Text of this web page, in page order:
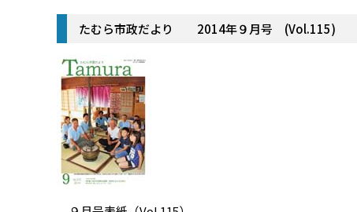
たむら市政だより 2014年９月号 (Vol.115)